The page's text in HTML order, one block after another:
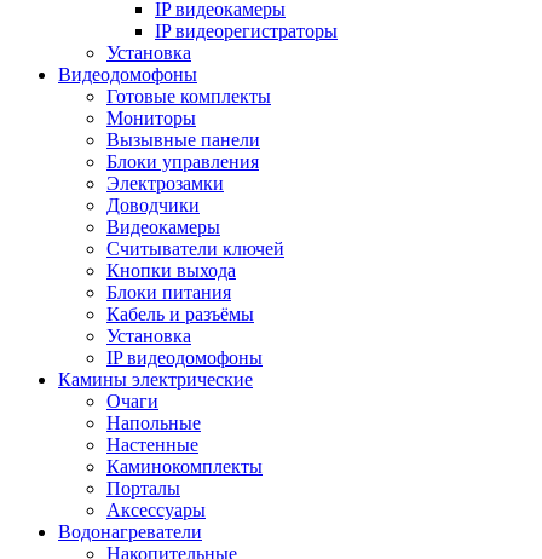
IP видеокамеры
IP видеорегистраторы
Установка
Видеодомофоны
Готовые комплекты
Мониторы
Вызывные панели
Блоки управления
Электрозамки
Доводчики
Видеокамеры
Считыватели ключей
Кнопки выхода
Блоки питания
Кабель и разъёмы
Установка
IP видеодомофоны
Камины электрические
Очаги
Напольные
Настенные
Каминокомплекты
Порталы
Аксессуары
Водонагреватели
Накопительные